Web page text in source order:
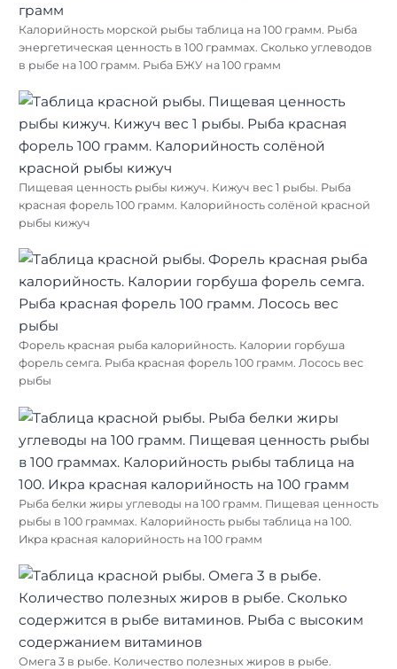
Калорийность морской рыбы таблица на 100 грамм. Рыба
энергетическая ценность в 100 граммах. Сколько углеводов
в рыбе на 100 грамм. Рыба БЖУ на 100 грамм
Пищевая ценность рыбы кижуч. Кижуч вес 1 рыбы. Рыба
красная форель 100 грамм. Калорийность солёной красной
рыбы кижуч
Форель красная рыба калорийность. Калории горбуша
форель семга. Рыба красная форель 100 грамм. Лосось вес
рыбы
Рыба белки жиры углеводы на 100 грамм. Пищевая ценность
рыбы в 100 граммах. Калорийность рыбы таблица на 100.
Икра красная калорийность на 100 грамм
Омега 3 в рыбе. Количество полезных жиров в рыбе.